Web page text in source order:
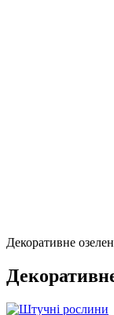
Декоративне